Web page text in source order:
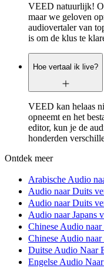
VEED natuurlijk!
maar we geloven
audiovertaler van
is om de klus te
Hoe vertaal ik live?
VEED kan helaas
opneemt en het
editor, kun je de
honderden
Ontdek meer
Arabische Audio
Audio naar Duits
Audio naar Duits
Audio naar Japans
Chinese Audio naar
Chinese Audio naar
Duitse Audio Naar
Engelse Audio